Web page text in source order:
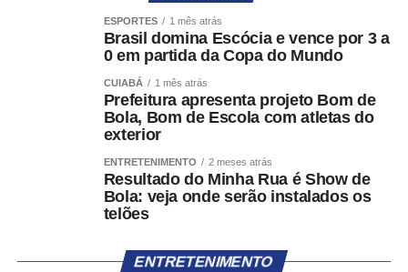
ESPORTES 1 mês atrás
Brasil domina Escócia e vence por 3 a
0 em partida da Copa do Mundo
CUIABÁ 1 mês atrás
Prefeitura apresenta projeto Bom de
Bola, Bom de Escola com atletas do
exterior
ENTRETENIMENTO 2 meses atrás
Resultado do Minha Rua é Show de
Bola: veja onde serão instalados os
telões
ENTRETENIMENTO